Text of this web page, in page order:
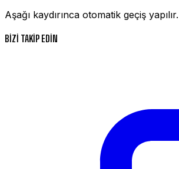
Aşağı kaydırınca otomatik geçiş yapılır.
BİZİ TAKİP EDİN